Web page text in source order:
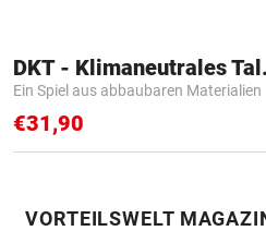
Ein Spiel aus abbaubaren Materialien
€31,90
VORTEILSWELT